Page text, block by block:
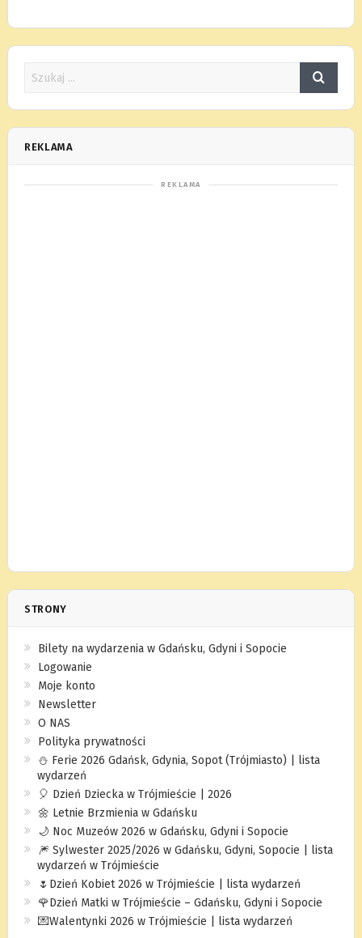
REKLAMA
STRONY
Bilety na wydarzenia w Gdańsku, Gdyni i Sopocie
Logowanie
Moje konto
Newsletter
O NAS
Polityka prywatności
⛄️ Ferie 2026 Gdańsk, Gdynia, Sopot (Trójmiasto) | lista
wydarzeń
🎈 Dzień Dziecka w Trójmieście | 2026
🌼 Letnie Brzmienia w Gdańsku
🌙 Noc Muzeów 2026 w Gdańsku, Gdyni i Sopocie
🎆 Sylwester 2025/2026 w Gdańsku, Gdyni, Sopocie | lista
wydarzeń w Trójmieście
🌷Dzień Kobiet 2026 w Trójmieście | lista wydarzeń
🌹Dzień Matki w Trójmieście – Gdańsku, Gdyni i Sopocie
💌Walentynki 2026 w Trójmieście | lista wydarzeń